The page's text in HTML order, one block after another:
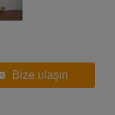
Bize ulaşın